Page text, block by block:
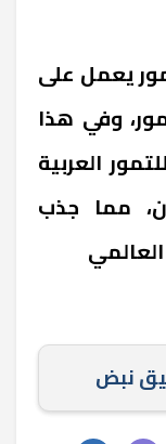
يعمل على
وفي هذا
العربية
مما جذب
نبض